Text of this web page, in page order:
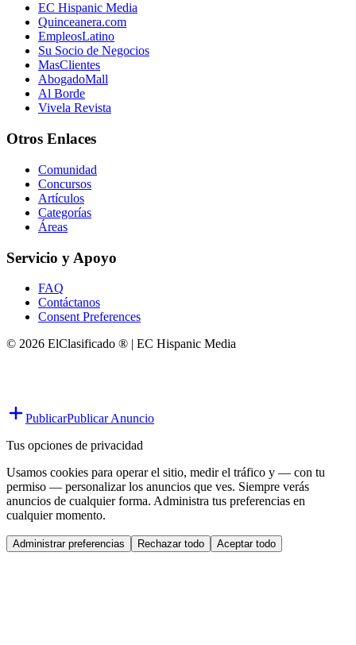
EC Hispanic Media
Quinceanera.com
EmpleosLatino
Su Socio de Negocios
MasClientes
AbogadoMall
Al Borde
Vivela Revista
Otros Enlaces
Comunidad
Concursos
Artículos
Categorías
Áreas
Servicio y Apoyo
FAQ
Contáctanos
Consent Preferences
© 2026 ElClasificado ® | EC Hispanic Media
PublicarPublicar Anuncio
Tus opciones de privacidad
Usamos cookies para operar el sitio, medir el tráfico y — con tu
permiso — personalizar los anuncios que ves. Siempre verás
anuncios de cualquier forma. Administra tus preferencias en
cualquier momento.
Administrar preferencias Rechazar todo Aceptar todo